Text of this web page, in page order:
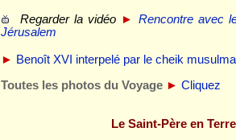
Regarder la vidéo ► Rencontre avec
Jérusalem
► Benoît XVI interpelé par le cheik
Toutes les photos du Voyage ► Cliquez
Le Saint-Père en